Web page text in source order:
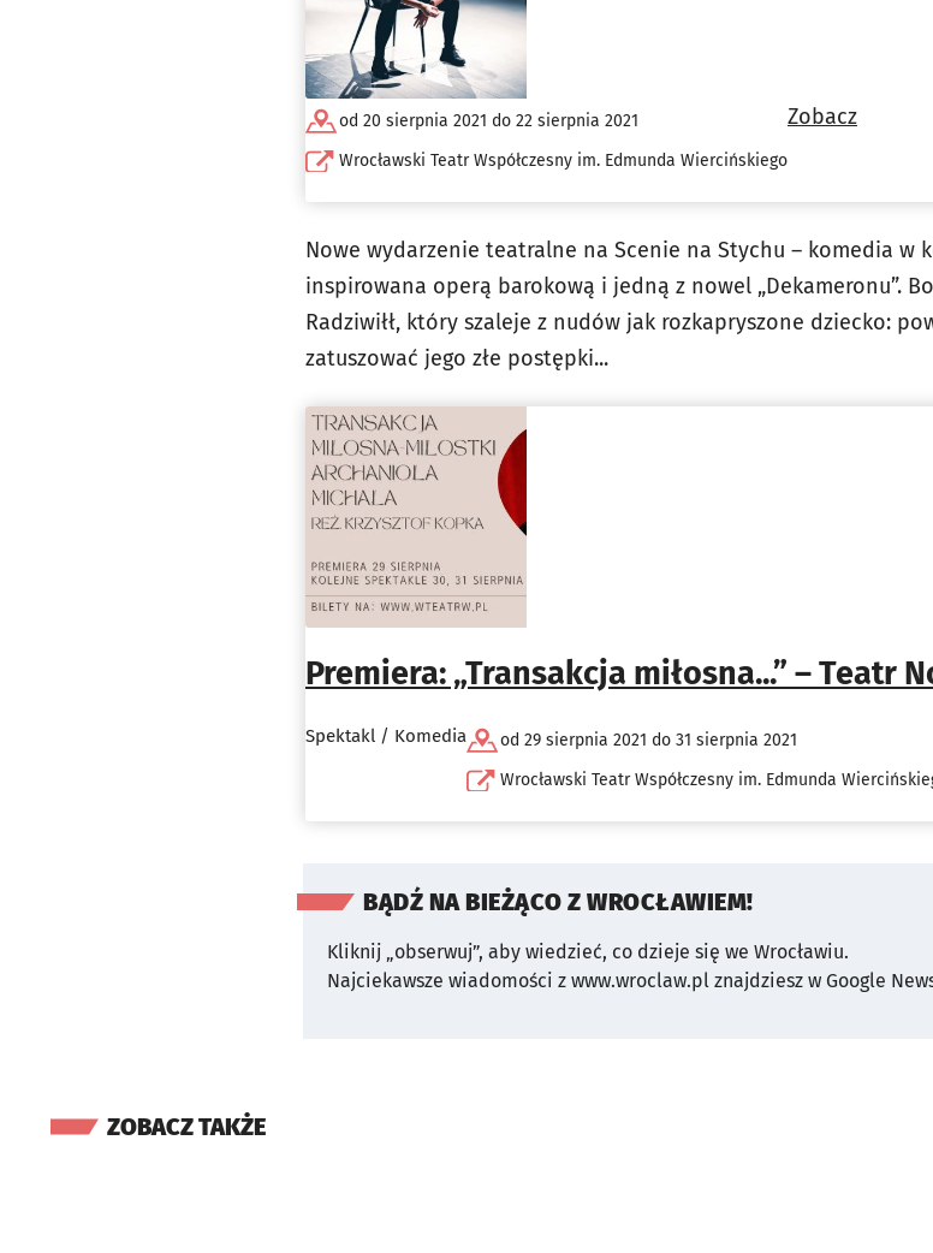
od 20 sierpnia 2021 do 22 sierpnia 2021
Wrocławski Teatr Współczesny im. Edmunda Wiercińskiego
Zobacz
Nowe wydarzenie teatralne na Scenie na Stychu – komedia w
inspirowana operą barokową i jedną z nowel „Dekameronu”.
Radziwiłł, który szaleje z nudów jak rozkapryszone dziecko:
zatuszować jego złe postępki...
Premiera: „Transakcja miłosna...” – Teatr
Spektakl / Komedia
od 29 sierpnia 2021 do 31 sierpnia 2021
Wrocławski Teatr Współczesny im. Edmunda
BĄDŹ NA BIEŻĄCO Z WROCŁAWIEM!
Kliknij „obserwuj”, aby wiedzieć, co dzieje się we Wrocławiu.
Najciekawsze wiadomości z www.wroclaw.pl znajdziesz w Google
ZOBACZ TAKŻE